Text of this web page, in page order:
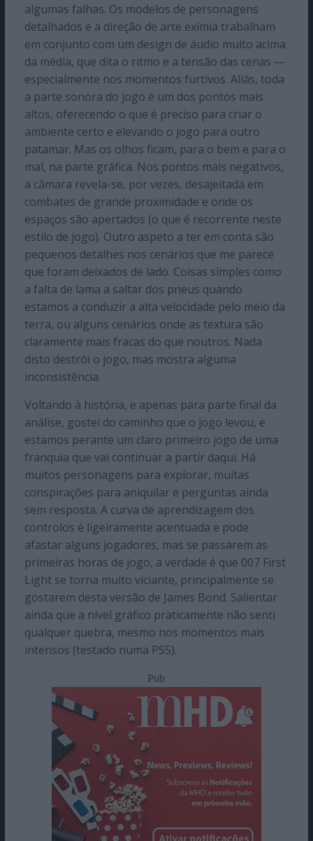
algumas falhas. Os modelos de personagens
detalhados e a direção de arte exímia trabalham
em conjunto com um design de áudio muito acima
da média, que dita o ritmo e a tensão das cenas —
especialmente nos momentos furtivos. Aliás, toda
a parte sonora do jogo é um dos pontos mais
altos, oferecendo o que é preciso para criar o
ambiente certo e elevando o jogo para outro
patamar. Mas os olhos ficam, para o bem e para o
mal, na parte gráfica. Nos pontos mais negativos,
a câmara revela-se, por vezes, desajeitada em
combates de grande proximidade e onde os
espaços são apertados (o que é recorrente neste
estilo de jogo). Outro aspeto a ter em conta são
pequenos detalhes nos cenários que me parece
que foram deixados de lado. Coisas simples como
a falta de lama a saltar dos pneus quando
estamos a conduzir a alta velocidade pelo meio da
terra, ou alguns cenários onde as textura são
claramente mais fracas do que noutros. Nada
disto destrói o jogo, mas mostra alguma
inconsistência.
Voltando à história, e apenas para parte final da
análise, gostei do caminho que o jogo levou, e
estamos perante um claro primeiro jogo de uma
franquia que vai continuar a partir daqui. Há
muitos personagens para explorar, muitas
conspirações para aniquilar e perguntas ainda
sem resposta. A curva de aprendizagem dos
controlos é ligeiramente acentuada e pode
afastar alguns jogadores, mas se passarem as
primeiras horas de jogo, a verdade é que 007 First
Light se torna muito viciante, principalmente se
gostarem desta versão de James Bond. Salientar
ainda que a nível gráfico praticamente não senti
qualquer quebra, mesmo nos momentos mais
intensos (testado numa PS5).
Pub